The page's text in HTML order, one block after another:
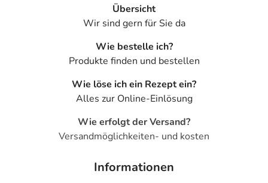
Übersicht
Wir sind gern für Sie da
Wie bestelle ich?
Produkte finden und bestellen
Wie löse ich ein Rezept ein?
Alles zur Online-Einlösung
Wie erfolgt der Versand?
Versandmöglichkeiten- und kosten
Informationen